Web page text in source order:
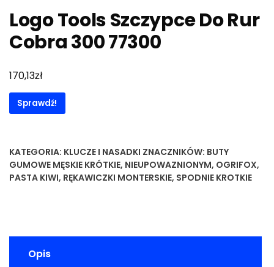
Logo Tools Szczypce Do Rur
Cobra 300 77300
170,13zł
Sprawdź!
KATEGORIA: KLUCZE I NASADKI ZNACZNIKÓW: BUTY
GUMOWE MĘSKIE KRÓTKIE, NIEUPOWAZNIONYM, OGRIFOX,
PASTA KIWI, RĘKAWICZKI MONTERSKIE, SPODNIE KROTKIE
Opis